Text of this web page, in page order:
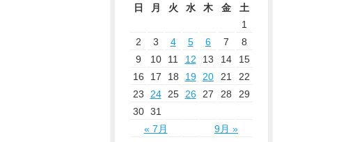
日
月 火 水 木 金
土
1
2
3 4 5 6 7
8
9
10 11 12 13 14
15
16
17 18 19 20 21
22
23
24 25 26 27 28
29
30 31
« 7月
9月 »